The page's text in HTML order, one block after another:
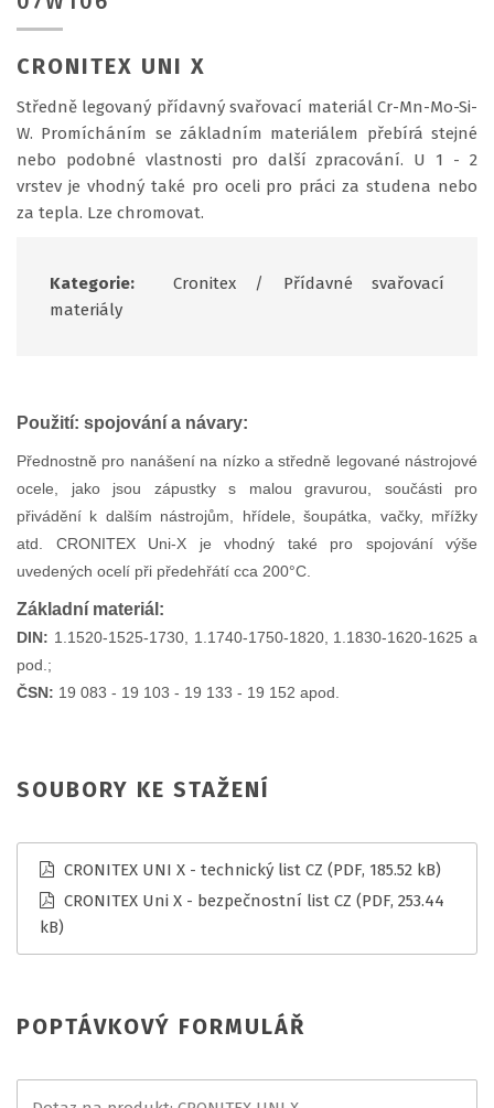
CRONITEX UNI X
Středně legovaný přídavný svařovací materiál Cr-Mn-Mo-Si-
W. Promícháním se základním materiálem přebírá stejné
nebo podobné vlastnosti pro další zpracování. U 1 - 2
vrstev je vhodný také pro oceli pro práci za studena nebo
za tepla. Lze chromovat.
Kategorie: Cronitex/
Přídavné svařovací
materiály
Použití: spojování a návary:
Přednostně pro nanášení na nízko a středně legované nástrojové
ocele, jako jsou zápustky s malou gravurou, součásti pro
přivádění k dalším nástrojům, hřídele, šoupátka, vačky, mřížky
atd. CRONITEX Uni-X je vhodný také pro spojování výše
uvedených ocelí při předehřátí cca 200°C.
Základní materiál:
DIN: 1.1520-1525-1730, 1.1740-1750-1820, 1.1830-1620-1625 a
pod.;
ČSN: 19 083 - 19 103 - 19 133 - 19 152 apod.
SOUBORY KE STAŽENÍ
CRONITEX UNI X - technický list CZ (PDF, 185.52 kB)
CRONITEX Uni X - bezpečnostní list CZ (PDF, 253.44
kB)
POPTÁVKOVÝ FORMULÁŘ